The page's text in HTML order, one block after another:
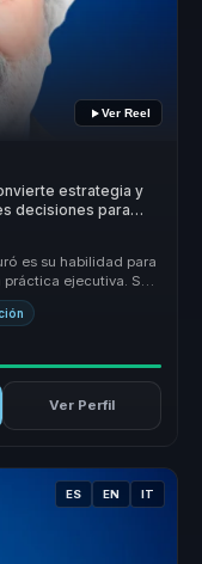
Ver Reel
estrategia y
decisiones para
es su habilidad para
ejecutiva. Su
Ver Perfil
ES EN IT